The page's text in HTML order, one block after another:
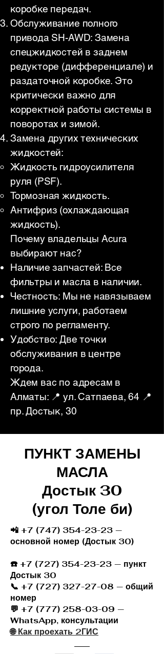
коробке передач.
Обслуживание полного
привода SH-AWD: Замена
спецжидкостей в заднем
редукторе (дифференциале) и
раздаточной коробке. Это
критически важно для
корректной работы системы в
поворотах и зимой.
Замена других технических
жидкостей:
Жидкость гидроусилителя
руля (PSF).
Тормозная жидкость.
Антифриз (охлаждающая
жидкость).
Почему владельцы Acura
выбирают нас?
Наличие запчастей: Все
фильтры и масла в наличии.
Честность: Мы не навязываем
лишние услуги, работаем
строго по регламенту.
Удобство: Две точки
обслуживания в центре
города.
Ждем вас по адресам в
Алматы: 📍 ул. Сатпаева, 64 📍
пр. Достык, 30
ПУНКТ ЗАМЕНЫ
МАСЛА
Достык 30
(угол Толе би)
📲 +7 (747) 354-23-23 —
основной номер (Достык 30)
☎️ +7 (727) 354-23-23 — пункт
Достык 30
📞 +7 (727) 327-27-08 — общий
номер
💬 +7 (777) 258-03-09 —
WhatsApp, консультации
🌐 Как проехать 2ГИС